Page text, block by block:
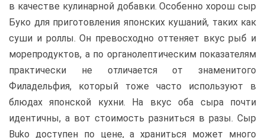
в качестве кулинарной добавки. Особенно хорош сыр
Буко для приготовления японских кушаний, таких как
суши и роллы. Он превосходно оттеняет вкус рыб и
морепродуктов, а по органолептическим показателям
практически не отличается от знаменитого
Филадельфия, который тоже часто используют в
блюдах японской кухни. На вкус оба сыра почти
идентичны, а вот стоимость разниться в разы. Сыр
Buko доступен по цене, а храниться может много